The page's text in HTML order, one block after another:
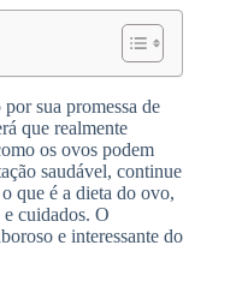
sua promessa de
que realmente
os ovos podem
saudável, continue
que é a dieta do ovo,
e cuidados. O
e interessante do